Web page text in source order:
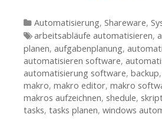
Kategorien
Automatisierung, Shareware,
Tags
arbeitsabläufe automatisieren,
planen, aufgabenplanung,
automatisieren software,
automatisierung software, backup,
makro, makro editor, makro
makros aufzeichnen, shedule,
tasks, tasks planen, windows